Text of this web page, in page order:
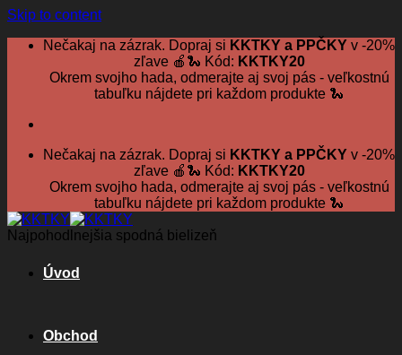
Skip to content
Nečakaj na zázrak. Dopraj si KKTKY a PPČKY v -20%
zľave 🍎🐍 Kód: KKTKY20
Okrem svojho hada, odmerajte aj svoj pás - veľkostnú
tabuľku nájdete pri každom produkte 🐍
Nečakaj na zázrak. Dopraj si KKTKY a PPČKY v -20%
zľave 🍎🐍 Kód: KKTKY20
Okrem svojho hada, odmerajte aj svoj pás - veľkostnú
tabuľku nájdete pri každom produkte 🐍
Najpohodlnejšia spodná bielizeň
Úvod
Obchod